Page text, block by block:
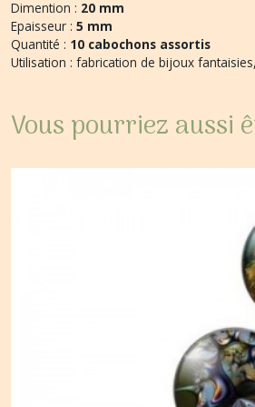
Dimention : 20 mm
Epaisseur : 5 mm
Quantité : 10 cabochons assortis
Utilisation : fabrication de bijoux
Vous pourriez aussi